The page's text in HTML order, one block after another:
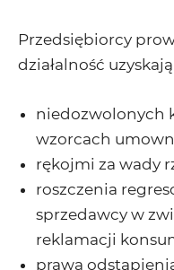
Przedsiębiorcy
działalność
niedozwolonych
wzorcach
rękojmi za wady
roszczenia
sprzedawcy w
reklamacji
prawa